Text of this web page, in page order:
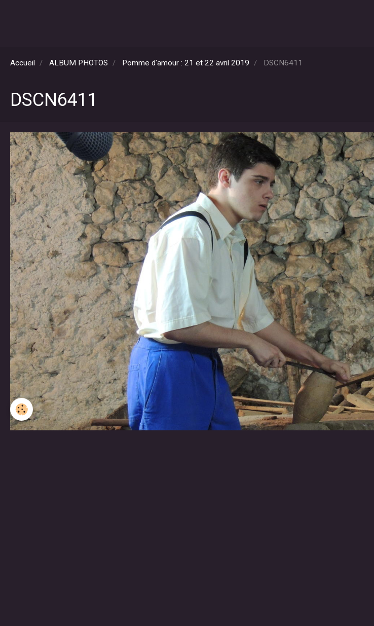
Accueil ALBUM PHOTOS Pomme d'amour : 21 et 22 avril 2019 DSCN6411
DSCN6411